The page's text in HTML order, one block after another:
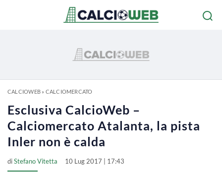
CALCIOWEB» CALCIOMERCATO
Esclusiva CalcioWeb –
Calciomercato Atalanta, la pista
Inler non è calda
diStefano Vitetta 10 Lug 2017 | 17:43